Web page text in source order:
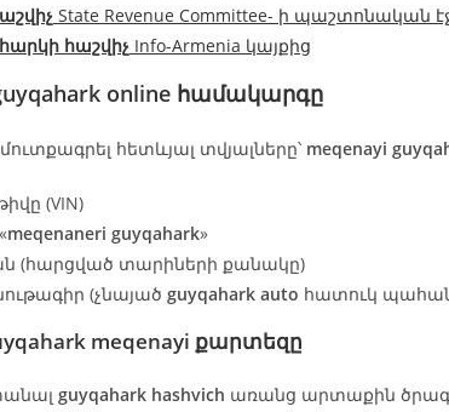
State Revenue Committee- ի պաշտոնական
հաշվիչ Info-Armenia կայքից
online համակարգը
հետևյալ տվյալները՝ meqenayi
(VIN)
meqenaneri guyqahark»
(հարցված տարիների քանակը)
(չնայած guyqahark auto հատուկ
meqenayi քարտեզը
guyqahark hashvich առանց արտաքին